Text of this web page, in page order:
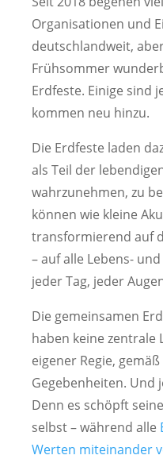
Organisationen und
deutschlandweit,
Frühsommer
Erdfeste. Einige sind
kommen neu hinzu.
Die Erdfeste laden
als Teil der
wahrzunehmen, zu
können wie kleine
transformierend auf
– auf alle Lebens-
jeder Tag, jeder
Die gemeinsamen
haben keine zentrale
eigener Regie,
Gegebenheiten. Und
Denn es schöpft
selbst – während alle
Werten miteinander